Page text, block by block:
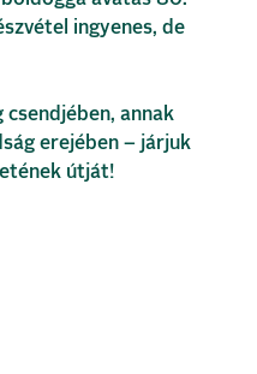
ingyenes, de
annak
erejében – járjuk
útját!